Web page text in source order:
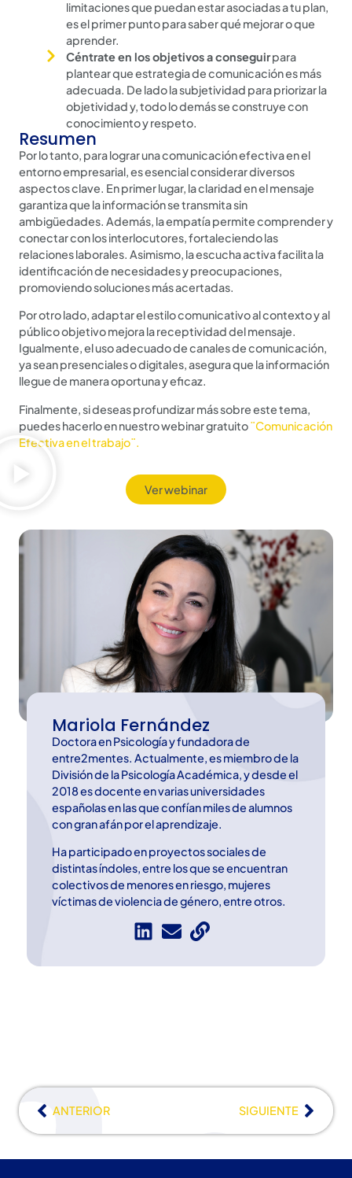
limitaciones que puedan estar asociadas a tu plan,
es el primer punto para saber qué mejorar o que
aprender.
Céntrate en los objetivos a conseguirpara
plantear que estrategia de comunicación es más
adecuada. De lado la subjetividad para priorizar la
objetividad y, todo lo demás se construye con
conocimiento y respeto.
Resumen
Por lo tanto, para lograr una comunicación efectiva en el
entorno empresarial, es esencial considerar diversos
aspectos clave. En primer lugar, la claridad en el mensaje
garantiza que la información se transmita sin
ambigüedades. Además, la empatía permite comprender y
conectar con los interlocutores, fortaleciendo las
relaciones laborales. Asimismo, la escucha activa facilita la
identificación de necesidades y preocupaciones,
promoviendo soluciones más acertadas.
Por otro lado, adaptar el estilo comunicativo al contexto y al
público objetivo mejora la receptividad del mensaje.
Igualmente, el uso adecuado de canales de comunicación,
ya sean presenciales o digitales, asegura que la información
llegue de manera oportuna y eficaz.
Finalmente, si deseas profundizarmás sobre este tema,
puedes hacerlo en nuestro webinar gratuito¨Comunicación
Efectiva en el trabajo¨.
Ver webinar
Mariola Fernández
Doctora en Psicología y fundadora de
entre2mentes. Actualmente, es miembro de la
División de la Psicología Académica, y desde el
2018 es docente en varias universidades
españolas en las que confían miles de alumnos
con gran afán por el aprendizaje.
Ha participado en proyectos sociales de
distintas índoles, entre los que se encuentran
colectivos de menores en riesgo, mujeres
víctimas de violencia de género, entre otros.
ANTERIOR SIGUIENTE